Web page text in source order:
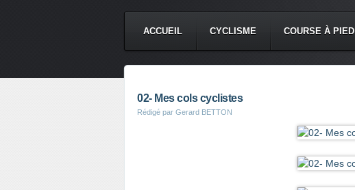
ACCUEIL CYCLISME COURSE À PIED
02- Mes cols cyclistes
Rédigé par Gerard BETTON